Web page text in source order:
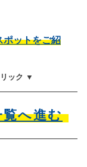
ポットをご紹
ック ▼
覧へ進む